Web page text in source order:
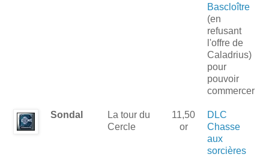
Bascloître
(en
refusant
l'offre de
Caladrius)
pour
pouvoir
commercer
Sondal
La tour du
Cercle
11,50
or
DLC
Chasse
aux
sorcières